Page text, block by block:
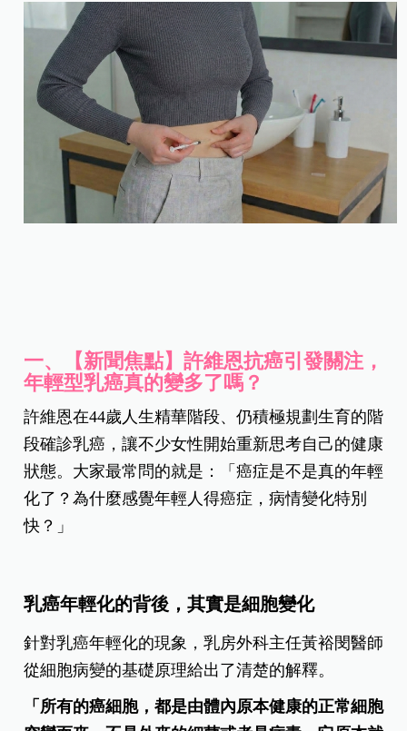
一、【新聞焦點】許維恩抗癌引發關注，
年輕型乳癌真的變多了嗎？
許維恩在44歲人生精華階段、仍積極規劃生育的階
段確診乳癌，讓不少女性開始重新思考自己的健康
狀態。大家最常問的就是：「癌症是不是真的年輕
化了？為什麼感覺年輕人得癌症，病情變化特別
快？」
乳癌年輕化的背後，其實是細胞變化
針對乳癌年輕化的現象，乳房外科主任黃裕閔醫師
從細胞病變的基礎原理給出了清楚的解釋。
「所有的癌細胞，都是由體內原本健康的正常細胞